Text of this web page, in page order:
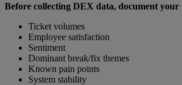
Before collecting DEX data, document your
Ticket volumes
Employee satisfaction
Sentiment
Dominant break/fix themes
Known pain points
System stability